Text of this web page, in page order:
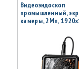
Видеоэндоскоп
промышленный,
камеры, 2Мп,